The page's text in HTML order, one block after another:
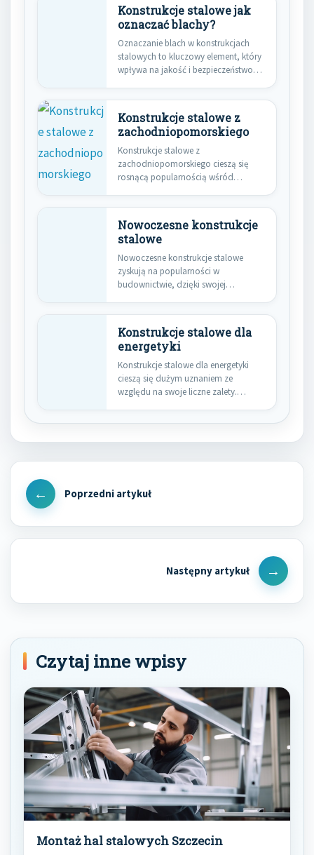
Konstrukcje stalowe jak
oznaczać blachy?
Oznaczanie blach w konstrukcjach
stalowych to kluczowy element, który
wpływa na jakość i bezpieczeństwo
Konstrukcje stalowe z
zachodniopomorskiego
Konstrukcje stalowe z
zachodniopomorskiego cieszą się
rosnącą popularnością wśród
Nowoczesne konstrukcje
stalowe
Nowoczesne konstrukcje stalowe
zyskują na popularności w
budownictwie, dzięki swojej
Konstrukcje stalowe dla
energetyki
Konstrukcje stalowe dla energetyki
cieszą się dużym uznaniem ze
względu na swoje liczne zalety.
Nawigacja
wpisu
Previous
Next
Post
Czytaj inne wpisy
Montaż hal stalowych Szczecin